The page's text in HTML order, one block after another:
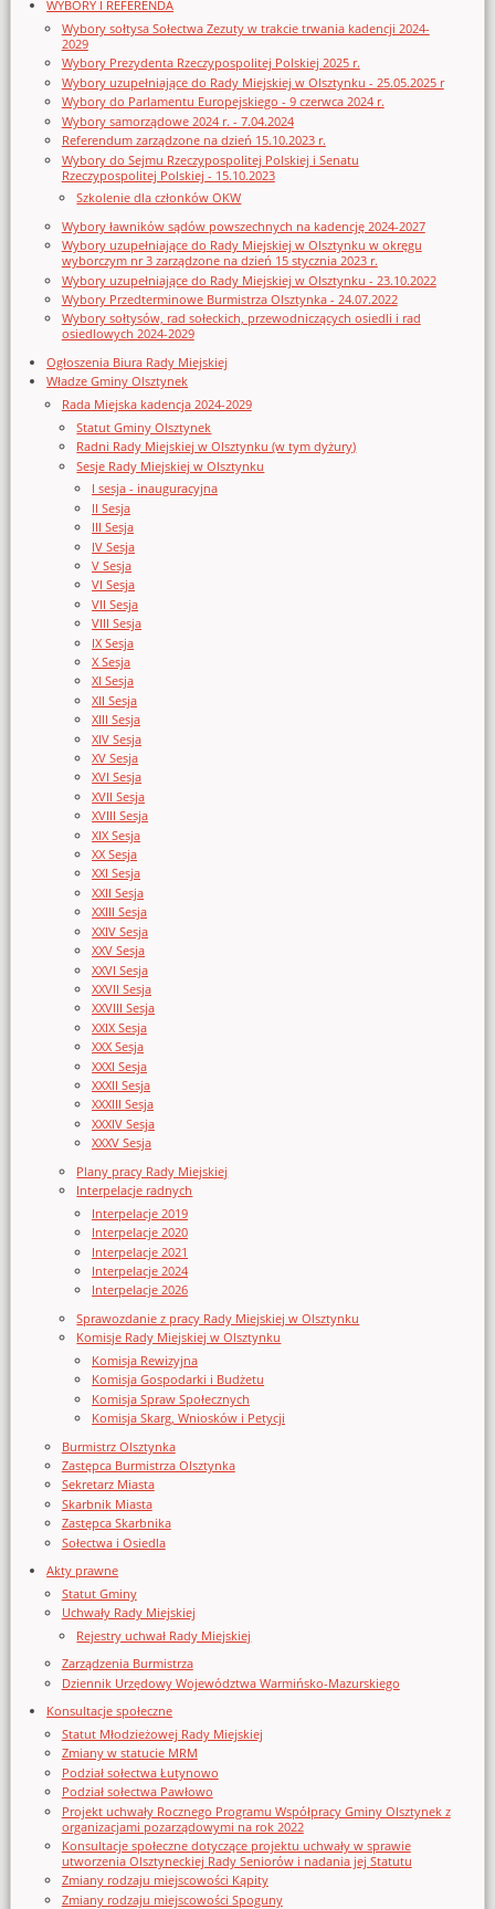
WYBORY I REFERENDA
Wybory sołtysa Sołectwa Zezuty w trakcie trwania kadencji 2024-
2029
Wybory Prezydenta Rzeczypospolitej Polskiej 2025 r.
Wybory uzupełniające do Rady Miejskiej w Olsztynku - 25.05.2025 r
Wybory do Parlamentu Europejskiego - 9 czerwca 2024 r.
Wybory samorządowe 2024 r. - 7.04.2024
Referendum zarządzone na dzień 15.10.2023 r.
Wybory do Sejmu Rzeczypospolitej Polskiej i Senatu
Rzeczypospolitej Polskiej - 15.10.2023
Szkolenie dla członków OKW
Wybory ławników sądów powszechnych na kadencję 2024-2027
Wybory uzupełniające do Rady Miejskiej w Olsztynku w okręgu
wyborczym nr 3 zarządzone na dzień 15 stycznia 2023 r.
Wybory uzupełniające do Rady Miejskiej w Olsztynku - 23.10.2022
Wybory Przedterminowe Burmistrza Olsztynka - 24.07.2022
Wybory sołtysów, rad sołeckich, przewodniczących osiedli i rad
osiedlowych 2024-2029
Ogłoszenia Biura Rady Miejskiej
Władze Gminy Olsztynek
Rada Miejska kadencja 2024-2029
Statut Gminy Olsztynek
Radni Rady Miejskiej w Olsztynku (w tym dyżury)
Sesje Rady Miejskiej w Olsztynku
I sesja - inauguracyjna
II Sesja
III Sesja
IV Sesja
V Sesja
VI Sesja
VII Sesja
VIII Sesja
IX Sesja
X Sesja
XI Sesja
XII Sesja
XIII Sesja
XIV Sesja
XV Sesja
XVI Sesja
XVII Sesja
XVIII Sesja
XIX Sesja
XX Sesja
XXI Sesja
XXII Sesja
XXIII Sesja
XXIV Sesja
XXV Sesja
XXVI Sesja
XXVII Sesja
XXVIII Sesja
XXIX Sesja
XXX Sesja
XXXI Sesja
XXXII Sesja
XXXIII Sesja
XXXIV Sesja
XXXV Sesja
Plany pracy Rady Miejskiej
Interpelacje radnych
Interpelacje 2019
Interpelacje 2020
Interpelacje 2021
Interpelacje 2024
Interpelacje 2026
Sprawozdanie z pracy Rady Miejskiej w Olsztynku
Komisje Rady Miejskiej w Olsztynku
Komisja Rewizyjna
Komisja Gospodarki i Budżetu
Komisja Spraw Społecznych
Komisja Skarg, Wniosków i Petycji
Burmistrz Olsztynka
Zastępca Burmistrza Olsztynka
Sekretarz Miasta
Skarbnik Miasta
Zastępca Skarbnika
Sołectwa i Osiedla
Akty prawne
Statut Gminy
Uchwały Rady Miejskiej
Rejestry uchwał Rady Miejskiej
Zarządzenia Burmistrza
Dziennik Urzędowy Województwa Warmińsko-Mazurskiego
Konsultacje społeczne
Statut Młodzieżowej Rady Miejskiej
Zmiany w statucie MRM
Podział sołectwa Łutynowo
Podział sołectwa Pawłowo
Projekt uchwały Rocznego Programu Współpracy Gminy Olsztynek z
organizacjami pozarządowymi na rok 2022
Konsultacje społeczne dotyczące projektu uchwały w sprawie
utworzenia Olsztyneckiej Rady Seniorów i nadania jej Statutu
Zmiany rodzaju miejscowości Kąpity
Zmiany rodzaju miejscowości Spoguny